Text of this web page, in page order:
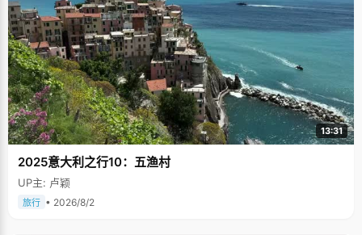
13:31
2025意大利之行10：五渔村
UP主: 卢颖
旅行 • 2026/8/2